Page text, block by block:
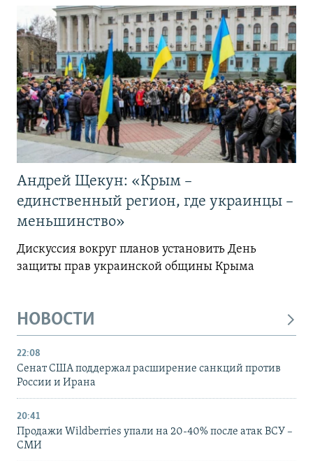
Андрей Щекун: «Крым –
единственный регион, где украинцы –
меньшинство»
Дискуссия вокруг планов установить День
защиты прав украинской общины Крыма
НОВОСТИ
22:08
Сенат США поддержал расширение санкций против
России и Ирана
20:41
Продажи Wildberries упали на 20-40% после атак ВСУ –
СМИ